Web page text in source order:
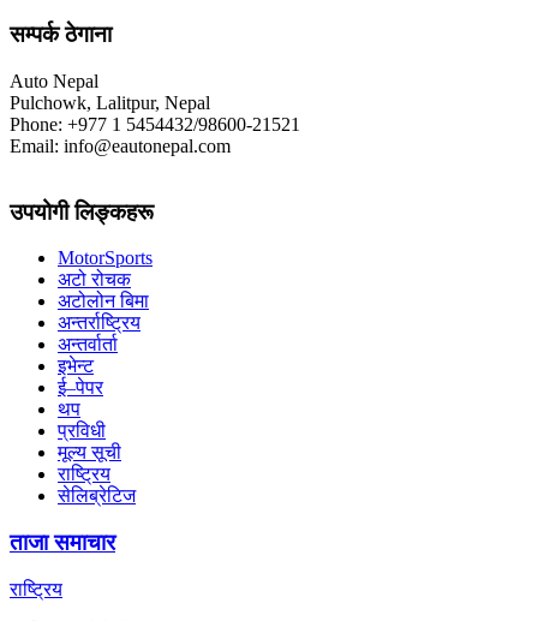
सम्पर्क ठेगाना
Auto Nepal
Pulchowk, Lalitpur, Nepal
Phone: +977 1 5454432/98600-21521
Email: info@eautonepal.com
उपयोगी लिङ्कहरू
MotorSports
अटो रोचक
अटोलोन बिमा
अन्तर्राष्ट्रिय
अन्तर्वार्ता
इभेन्ट
ई–पेपर
थप
प्रविधी
मूल्य सूची
राष्ट्रिय
सेलिब्रेटिज
ताजा समाचार
राष्ट्रिय